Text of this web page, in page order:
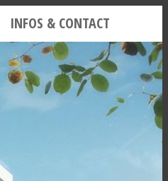
INFOS & CONTACT